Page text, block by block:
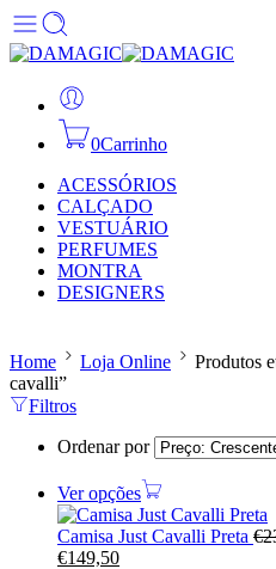
0Carrinho
ACESSÓRIOS
CALÇADO
VESTUÁRIO
PERFUMES
MONTRA
DESIGNERS
Home Loja Online
Produtos
cavalli”
Filtros
Ordenar por
Ver opções
Camisa Just Cavalli Preta €
€149,50